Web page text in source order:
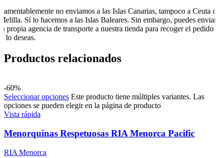
no enviamos a las Islas Canarias, tampoco a Ceuta o
Sí lo hacemos a las Islas Baleares. Sin embargo, puedes enviar
propia agencia de transporte a nuestra tienda para recoger el pedido
lo deseas.
Productos relacionados
-60%
Seleccionar opciones Este producto tiene múltiples variantes. Las
opciones se pueden elegir en la página de producto
Vista rápida
Menorquinas Respetuosas RIA Menorca Pacific
RIA Menorca